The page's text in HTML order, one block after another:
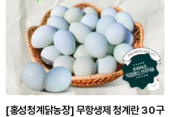
[홍성청계닭농장] 무항생제 청계란 30구